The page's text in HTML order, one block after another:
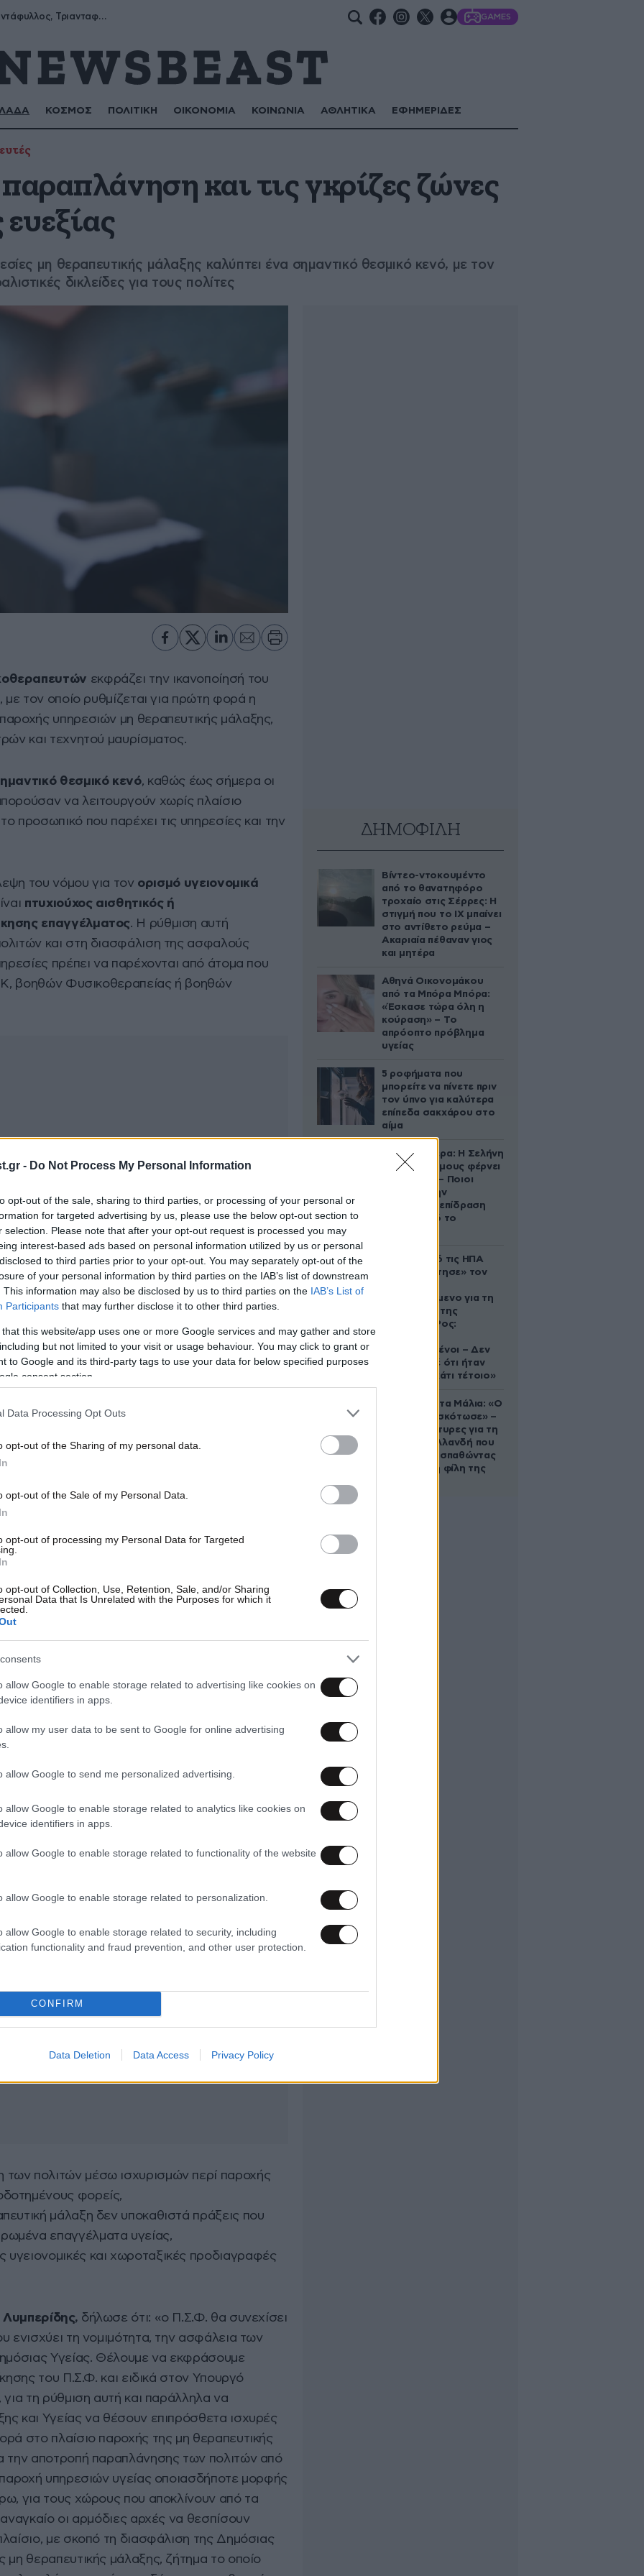
- Do Not Process My Personal Information
opt-out of the sale, sharing to third parties, or processing of your personal or
for targeted advertising by us, please use the below opt-out section to
selection. Please note that after your opt-out request is processed you may
interest-based ads based on personal information utilized by us or personal
to third parties prior to your opt-out. You may separately opt-out of the
of your personal information by third parties on the IAB’s list of downstream
This information may also be disclosed by us to third parties on the IAB’s List of
Participants that may further disclose it to other third parties.
that this website/app uses one or more Google services and may gather and store
but not limited to your visit or usage behaviour. You may click to grant or
to Google and its third-party tags to use your data for below specified purposes
consent section.
Data Processing Opt Outs
opt-out of the Sharing of my personal data.
opt-out of the Sale of my Personal Data.
opt-out of processing my Personal Data for Targeted
opt-out of Collection, Use, Retention, Sale, and/or Sharing
Data that Is Unrelated with the Purposes for which it
allow Google to enable storage related to advertising like cookies on
identifiers in apps.
allow my user data to be sent to Google for online advertising
allow Google to send me personalized advertising.
allow Google to enable storage related to analytics like cookies on
identifiers in apps.
allow Google to enable storage related to functionality of the website
allow Google to enable storage related to personalization.
allow Google to enable storage related to security, including
functionality and fraud prevention, and other user protection.
CONFIRM
Data Deletion Data Access Privacy Policy
Μύρων, Τριαντάφυλλος, Τριανταφυλλιά, Φυλλιώ, Ρόζα GAMES
ΚΟΣΜΟΣ ΠΟΛΙΤΙΚΗ ΟΙΚΟΝΟΜΙΑ ΚΟΙΝΩΝΙΑ ΑΘΛΗΤΙΚΑ ΕΦΗΜΕΡΙΔΕΣ
και τις γκρίζες ζώνες
μη θεραπευτικής μάλαξης καλύπτει ένα σημαντικό θεσμικό κενό, με τον
δικλείδες για τους πολίτες
εκφράζει την ικανοποίησή του
, με τον οποίο ρυθμίζεται για πρώτη φορά η
υπηρεσιών μη θεραπευτικής μάλαξης,
και τεχνητού μαυρίσματος.
θεσμικό κενό, καθώς έως σήμερα οι
να λειτουργούν χωρίς πλαίσιο
προσωπικό που παρέχει τις υπηρεσίες και την
του νόμου για τον ορισμό υγειονομικά
πτυχιούχος αισθητικός ή
επαγγέλματος. Η ρύθμιση αυτή
και στη διασφάλιση της ασφαλούς
πρέπει να παρέχονται από άτομα που
βοηθών Φυσικοθεραπείας ή βοηθών
δεν δημιουργεί στρεβλώσεις στην αγορά,
για όλους τους παρόχους υπηρεσιών, που
Παράλληλα, αναγνωρίζει τη
σχετικών ειδικοτήτων, στο πλαίσιο που
Υγείας
καλεί ταΥπουργεία Ανάπτυξης και Υγείας
κανονιστικών διατάξεων και
ώστε:
των πολιτών μέσω ισχυρισμών περί παροχής
φορείς,
μάλαξη δεν υποκαθιστά πράξεις που
επαγγέλματα υγείας,
υγειονομικές και χωροταξικές προδιαγραφές
δήλωσε ότι: «ο Π.Σ.Φ. θα συνεχίσει
ενισχύει τη νομιμότητα, την ασφάλεια των
Υγείας. Θέλουμε να εκφράσουμε
του Π.Σ.Φ. και ειδικά στον Υπουργό
τη ρύθμιση αυτή και παράλληλα να
και Υγείας να θέσουν επιπρόσθετα ισχυρές
στο πλαίσιο παροχής της μη θεραπευτικής
την αποτροπή παραπλάνησης των πολιτών από
παροχή υπηρεσιών υγείας οποιασδήποτε μορφής
για τους χώρους που αποκλίνουν από τα
οι αρμόδιες αρχές να θεσπίσουν
με σκοπό τη διασφάλιση της Δημόσιας
θεραπευτικής μάλαξης, ζήτημα το οποίο
ΔΗΜΟΦΙΛΗ
Βίντεο-ντοκουμέντο
από το θανατηφόρο
τροχαίο στις Σέρρες: Η
στιγμή που το ΙΧ μπαίνει
στο αντίθετο ρεύμα –
Ακαριαία πέθαναν γιος
και μητέρα
Αθηνά Οικονομάκου
από τα Μπόρα Μπόρα:
«Έσκασε τώρα όλη η
κούραση» – Το
απρόοπτο πρόβλημα
υγείας
5 ροφήματα που
μπορείτε να πίνετε πριν
τον ύπνο για καλύτερα
επίπεδα σακχάρου στο
αίμα
Ζώδια σήμερα: Η Σελήνη
στους Διδύμους φέρνει
ανατροπές – Ποιοι
δέχονται την
ευεργετική επίδραση
του Δία από το
Ζευγάρι από τις ΗΠΑ
που «υιοθέτησε» τον
κατηγορούμενο για τη
δολοφονία της
Ελίζαμπεθ Ρος:
συντετριμμένοι – Δεν
έδειξε ποτέ ότι ήταν
ικανός για κάτι τέτοιο»
Τραγωδία στα Μάλια: «Ο
πανικός τη σκότωσε» –
Τι λένε μάρτυρες για τη
42χρονη Ολλανδή που
πνίγηκε προσπαθώντας
να σώσει τη φίλη της